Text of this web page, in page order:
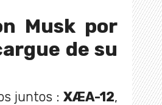
Musk por
de su
juntos : XÆA-12,